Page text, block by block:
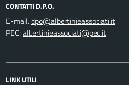
CONTATTI D.P.O.
E-mail:
PEC:
LINK UTILI